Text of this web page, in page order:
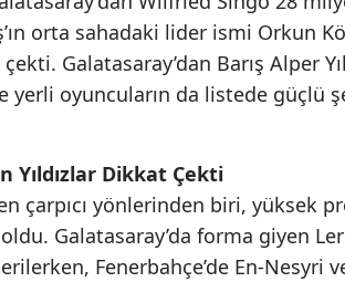
orta sahadaki lider ismi Orkun
Galatasaray’dan Barış Alper
yerli oyuncuların da listede güçlü
Yıldızlar Dikkat Çekti
çarpıcı yönlerinden biri, yüksek
Galatasaray’da forma giyen
Fenerbahçe’de En-Nesyri